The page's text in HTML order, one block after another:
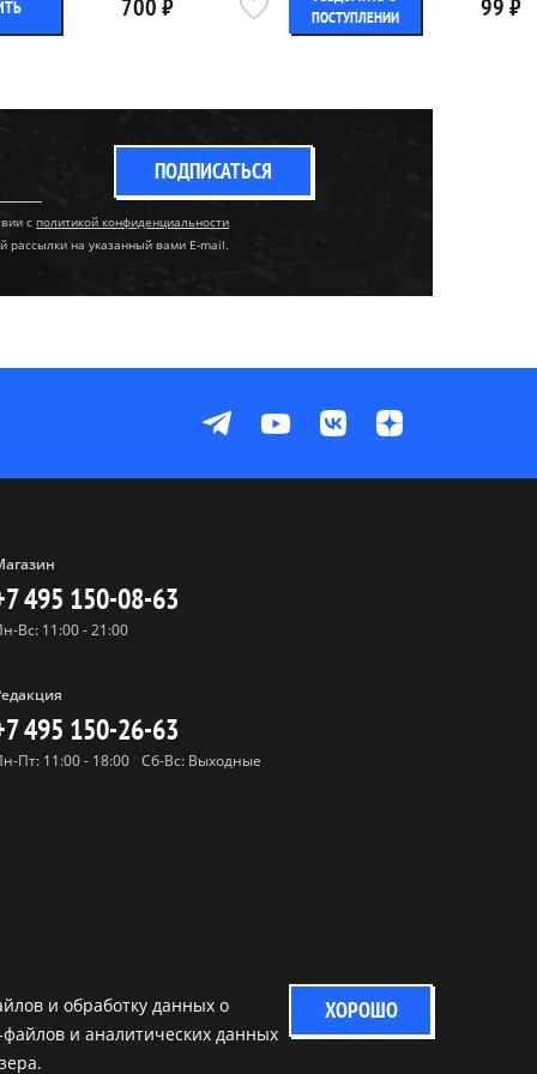
700 ₽
ПОСТУПЛЕНИИ
99 ₽
ПОДПИСАТЬСЯ
с политикой конфиденциальности
рассылки на указанный вами E-mail.
495 150-08-63
Вс: 11:00 - 21:00
495 150-26-63
Пт: 11:00 - 18:00 Сб-Вс: Выходные
и обработку данных о
и аналитических данных
ХОРОШО